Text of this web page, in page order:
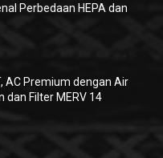
Perbedaan HEPA dan
AC Premium dengan Air
dan Filter MERV 14